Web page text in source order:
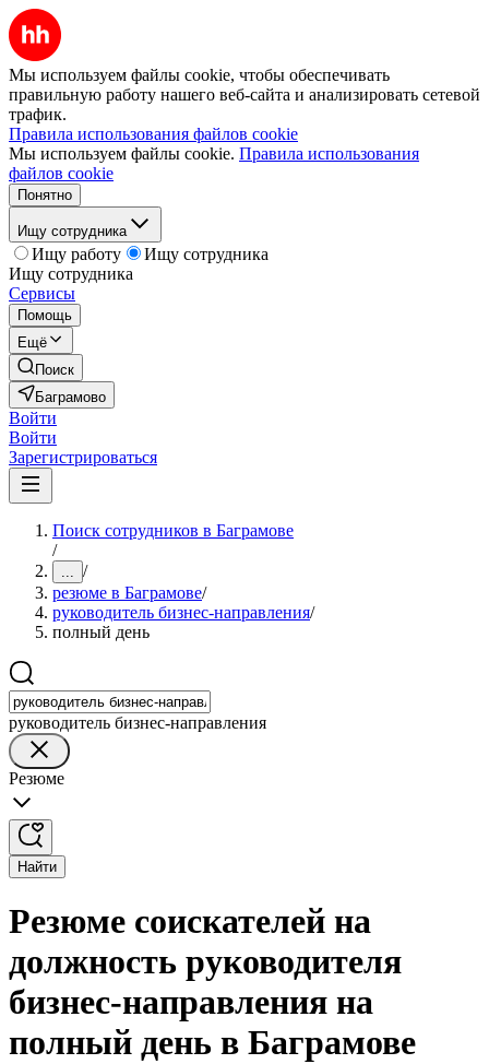
Мы используем файлы cookie, чтобы обеспечивать
правильную работу нашего веб-сайта и анализировать сетевой
трафик.
Правила использования файлов cookie
Мы используем файлы cookie. Правила использования
файлов cookie
Понятно
Ищу сотрудника
Ищу работу
Ищу сотрудника
Ищу сотрудника
Сервисы
Помощь
Ещё
Поиск
Баграмово
Войти
Войти
Зарегистрироваться
Поиск сотрудников в Баграмове
/
... /
резюме в Баграмове/
руководитель бизнес-направления/
полный день
руководитель бизнес-направления
Резюме
Найти
Резюме соискателей на
должность руководителя
бизнес-направления на
полный день в Баграмове